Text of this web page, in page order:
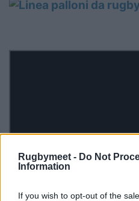
Rugbymeet - Do Not
Information
If you wish to opt-out of the